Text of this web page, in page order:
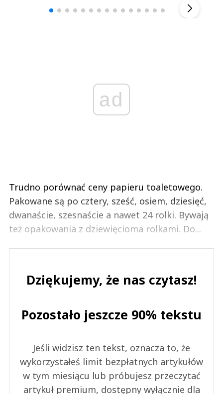
ad
Trudno porównać ceny papieru toaletowego.
Pakowane są po cztery, sześć, osiem, dziesięć,
dwanaście, szesnaście a nawet 24 rolki. Bywają
też opakowania z dziewięcioma rolkami. Do...
Dziękujemy, że nas czytasz!
Pozostało jeszcze 90% tekstu
Jeśli widzisz ten tekst, oznacza to, że
wykorzystałeś limit bezpłatnych artykułów
w tym miesiącu lub próbujesz przeczytać
artykuł premium, dostępny wyłącznie dla